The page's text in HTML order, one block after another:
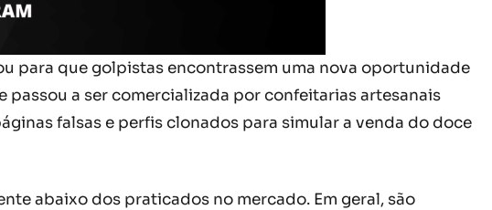
para que golpistas encontrassem uma nova oportunidade
a ser comercializada por confeitarias artesanais
falsas e perfis clonados para simular a venda do doce
abaixo dos praticados no mercado. Em geral, são